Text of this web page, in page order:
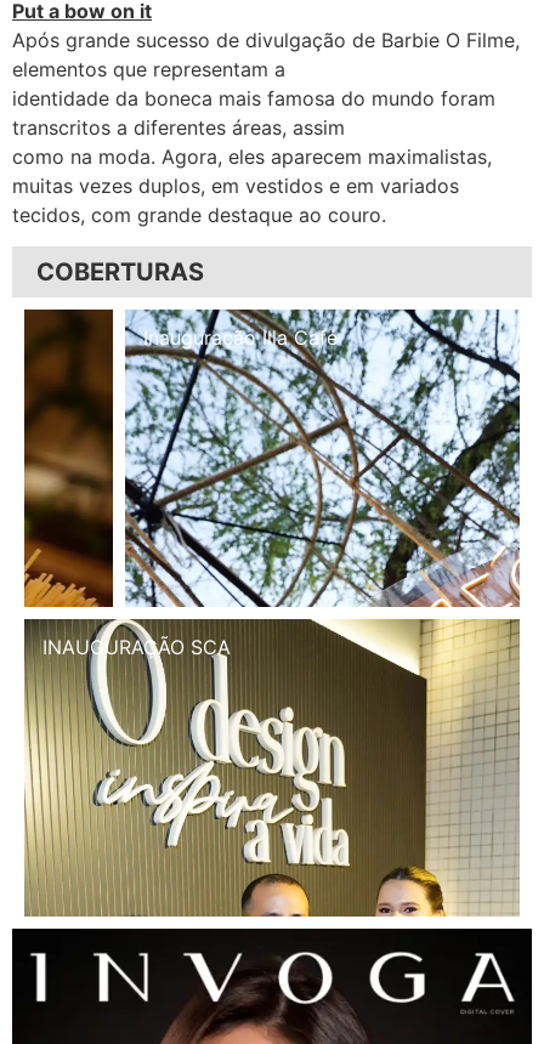
Put a bow on it
Após grande sucesso de divulgação de Barbie O Filme,
elementos que representam a
identidade da boneca mais famosa do mundo foram
transcritos a diferentes áreas, assim
como na moda. Agora, eles aparecem maximalistas,
muitas vezes duplos, em vestidos e em variados
tecidos, com grande destaque ao couro.
COBERTURAS
Inauguração Illa Café
INAUGURAÇÃO SCA